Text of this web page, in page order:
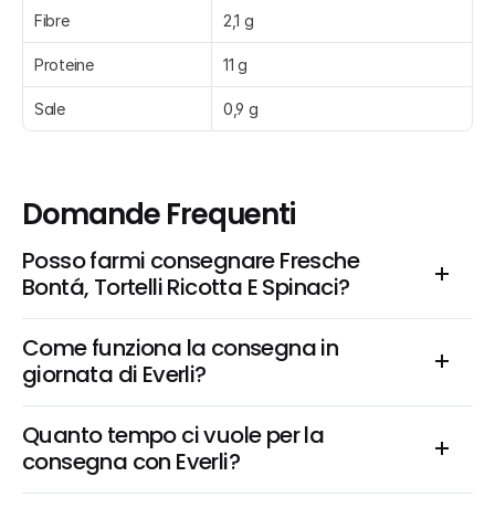
Fibre 2,1 g
Proteine 11 g
Sale 0,9 g
Domande Frequenti
Posso farmi consegnare Fresche
Bontá, Tortelli Ricotta E Spinaci?
Come funziona la consegna in
giornata di Everli?
Quanto tempo ci vuole per la
consegna con Everli?